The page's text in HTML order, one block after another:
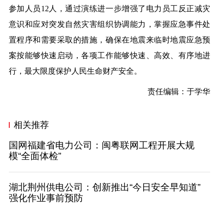
参加人员12人，通过演练进一步增强了电力员工反正减灾
意识和应对突发自然灾害组织协调能力，掌握应急事件处
置程序和需要采取的措施，确保在地震来临时地震应急预
案按能够快速启动，各项工作能够快速、高效、有序地进
行，最大限度保护人民生命财产安全。
责任编辑：于学华
相关推荐
国网福建省电力公司：闽粤联网工程开展大规
模“全面体检”
湖北荆州供电公司：创新推出“今日安全早知道”
强化作业事前预防